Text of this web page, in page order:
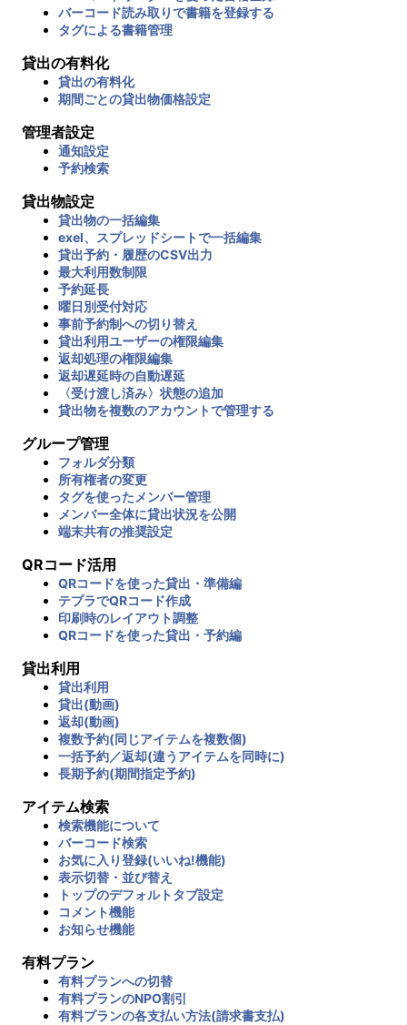
バーコード読み取りで書籍を登録する
タグによる書籍管理
貸出の有料化
貸出の有料化
期間ごとの貸出物価格設定
管理者設定
通知設定
予約検索
貸出物設定
貸出物の一括編集
exel、スプレッドシートで一括編集
貸出予約・履歴のCSV出力
最大利用数制限
予約延長
曜日別受付対応
事前予約制への切り替え
貸出利用ユーザーの権限編集
返却処理の権限編集
返却遅延時の自動遅延
〈受け渡し済み〉状態の追加
貸出物を複数のアカウントで管理する
グループ管理
フォルダ分類
所有権者の変更
タグを使ったメンバー管理
メンバー全体に貸出状況を公開
端末共有の推奨設定
QRコード活用
QRコードを使った貸出・準備編
テプラでQRコード作成
印刷時のレイアウト調整
QRコードを使った貸出・予約編
貸出利用
貸出利用
貸出(動画)
返却(動画)
複数予約(同じアイテムを複数個)
一括予約／返却(違うアイテムを同時に)
長期予約(期間指定予約)
アイテム検索
検索機能について
バーコード検索
お気に入り登録(いいね!機能)
表示切替・並び替え
トップのデフォルトタブ設定
コメント機能
お知らせ機能
有料プラン
有料プランへの切替
有料プランのNPO割引
有料プランの各支払い方法(請求書支払)